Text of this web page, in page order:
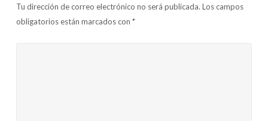
Tu dirección de correo electrónico no será publicada. Los campos
obligatorios están marcados con*